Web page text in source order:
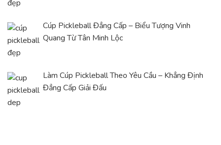
Cúp Pickleball Đẳng Cấp – Biểu Tượng Vinh
Quang Từ Tân Minh Lộc
Làm Cúp Pickleball Theo Yêu Cầu – Khẳng Định
Đẳng Cấp Giải Đấu